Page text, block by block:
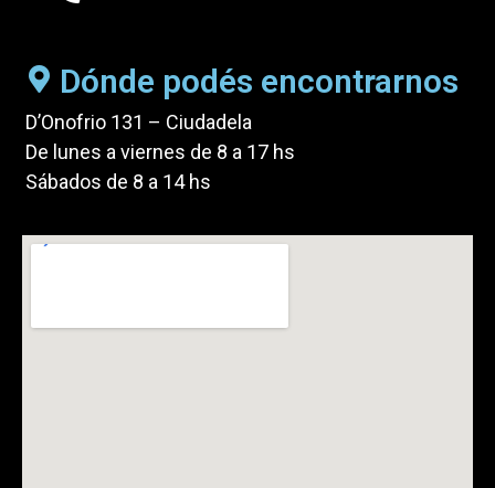
Dónde podés encontrarnos
D’Onofrio 131 – Ciudadela
De lunes a viernes de 8 a 17 hs
Sábados de 8 a 14 hs